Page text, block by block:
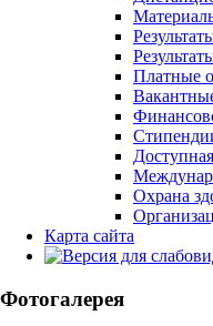
Платные
Охрана
Карта сайта
Фотогалерея